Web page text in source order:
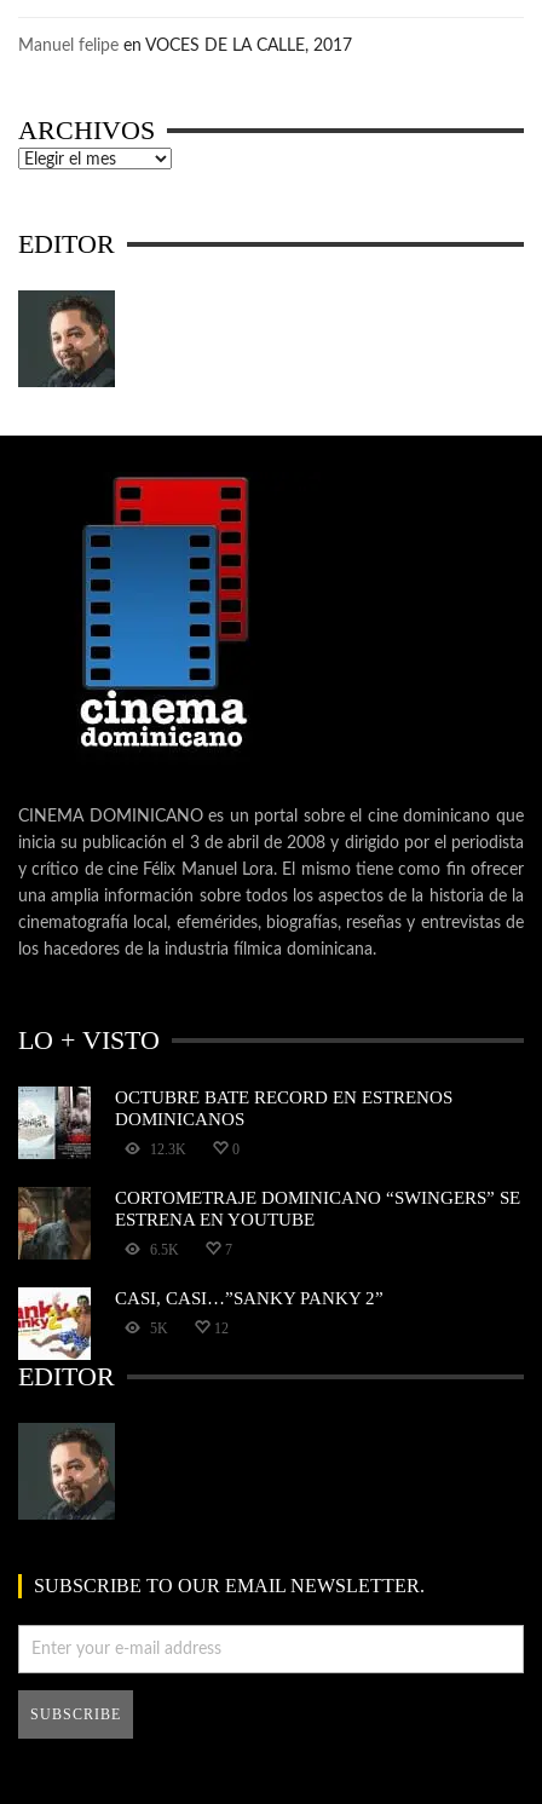
Manuel felipe en VOCES DE LA CALLE, 2017
ARCHIVOS
Archivos
EDITOR
CINEMA DOMINICANO es un portal sobre el cine dominicano que
inicia su publicación el 3 de abril de 2008 y dirigido por el periodista
y crítico de cine Félix Manuel Lora. El mismo tiene como fin ofrecer
una amplia información sobre todos los aspectos de la historia de la
cinematografía local, efemérides, biografías, reseñas y entrevistas de
los hacedores de la industria fílmica dominicana.
LO + VISTO
OCTUBRE BATE RECORD EN ESTRENOS
DOMINICANOS
12.3K 0
CORTOMETRAJE DOMINICANO “SWINGERS” SE
ESTRENA EN YOUTUBE
6.5K 7
CASI, CASI…”SANKY PANKY 2”
5K 12
EDITOR
SUBSCRIBE TO OUR EMAIL NEWSLETTER.